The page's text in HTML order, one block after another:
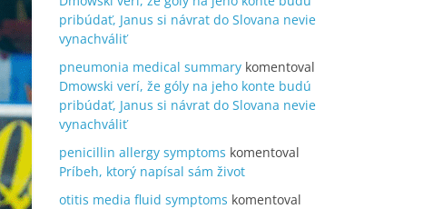
pribúdať, Janus si návrat do Slovana nevie
vynachváliť
pneumonia medical summary komentoval
Dmowski verí, že góly na jeho konte budú
pribúdať, Janus si návrat do Slovana nevie
vynachváliť
penicillin allergy symptoms komentoval
Príbeh, ktorý napísal sám život
otitis media fluid symptoms komentoval